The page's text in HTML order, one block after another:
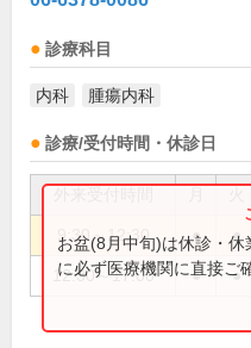
診療科目
内科 腫瘍内科
診療/受付時間・休診日
9:30～12:30 ● ●
12:30～17:00 ● ●
お盆(8月中旬)は休診・
に必ず医療機関に直接ご